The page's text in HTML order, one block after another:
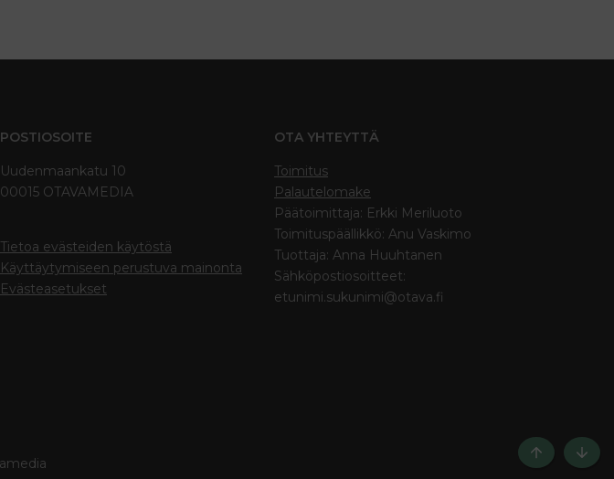
POSTIOSOITE
Uudenmaankatu 10
00015 OTAVAMEDIA
Tietoa evästeiden käytöstä
Käyttäytymiseen perustuva mainonta
Evästeasetukset
OTA YHTEYTTÄ
Toimitus
Palautelomake
Päätoimittaja: Erkki Meriluoto
Toimituspäällikkö: Anu Vaskimo
Tuottaja: Anna Huuhtanen
Sähköpostiosoitteet:
etunimi.sukunimi@otava.fi
Ylös